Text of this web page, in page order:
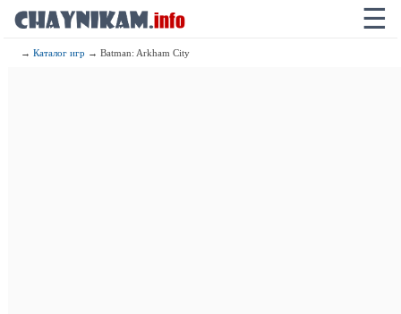
☰
→Каталог игр → Batman: Arkham City